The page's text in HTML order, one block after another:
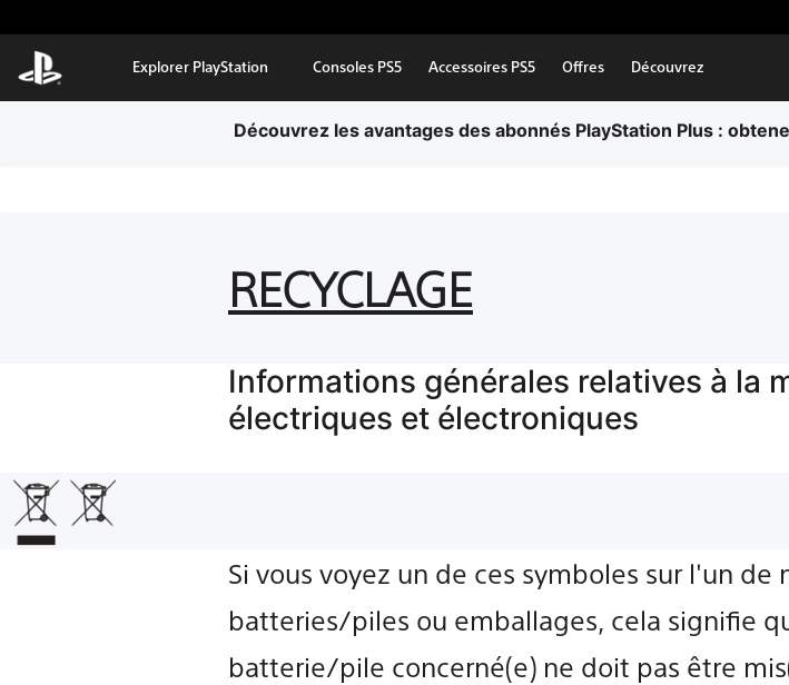
Explorer PlayStation Consoles PS5 Accessoires PS5 Offres Découvrez
Découvrez les avantages des abonnés PlayStation Plus :
RECYCLAGE
Informations générales relatives à la
électriques et électroniques
Si vous voyez un de ces symboles sur l'un
batteries/piles ou emballages, cela signifie
batterie/pile concerné(e) ne doit pas être